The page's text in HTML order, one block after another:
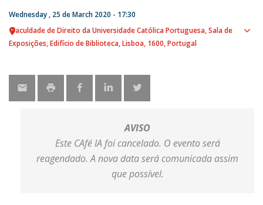
Wednesday , 25 de March 2020 - 17:30
Faculdade de Direito da Universidade Católica Portuguesa Sala de
Exposições, Edifício de Biblioteca Lisboa 1600 Portugal
AVISO
Este CAfé IA foi cancelado. O evento será
reagendado. A nova data será comunicada assim
que possível.